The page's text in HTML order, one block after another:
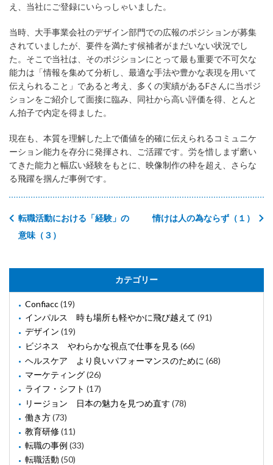
え、当社にご登録にいらっしゃいました。
当時、大手事業会社のデザイン部門での広報のポジションが募集
されていましたが、要件を満たす候補者がまだいない状況でし
た。そこで当社は、そのポジションにとって最も重要で不可欠な
能力は「情報を集めて分析し、最適な手法や豊かな表現を用いて
伝えられること」であると考え、多くの実績があるFさんに当ポジ
ションをご紹介して面接に臨み、同社から高い評価を得、とんと
ん拍子で内定を得ました。
現在も、本質を理解した上で価値を的確に伝えられるコミュニケ
ーション能力を存分に発揮され、ご活躍です。労を惜しまず磨い
てきた能力と幅広い経験をもとに、映像制作の枠を超え、さらな
る飛躍を掴んだ事例です。
情けは人の為ならず（１）
転職活動における「経験」の
意味（３）
カテゴリー
Confiacc(19)
インパルス 時も場所も軽やかに飛び越えて (91)
デザイン (19)
ビジネス やわらかな視点で仕事を見る (66)
ヘルスケア より良いパフォーマンスのために (68)
マーケティング(26)
ライフ・シフト (17)
リージョン 日本の魅力を見つめ直す (78)
働き方(73)
教育研修(11)
転職の事例 (33)
転職活動 (50)